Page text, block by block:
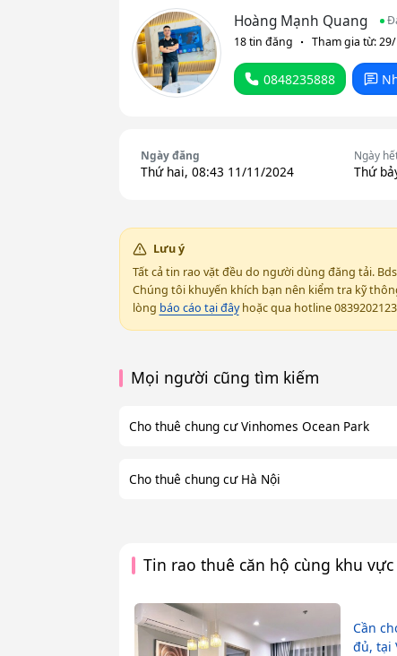
Hoàng Mạnh Quang
18 tin đăng
Tham gia từ:
0848235888
Ngày đăng
Thứ hai, 08:43 11/11/2024
Ngày
Thứ
Lưu ý
Tất cả tin rao vặt đều do người dùng đăng tải.
Chúng tôi khuyến khích bạn nên kiểm tra kỹ
lòng báo cáo tại đâyhoặc qua hotline
Mọi người cũng tìm kiếm
Cho thuê chung cư Vinhomes Ocean Park
Cho thuê chung cư Hà Nội
Tin rao thuê căn hộ cùng khu vực
Cần
đủ, tại